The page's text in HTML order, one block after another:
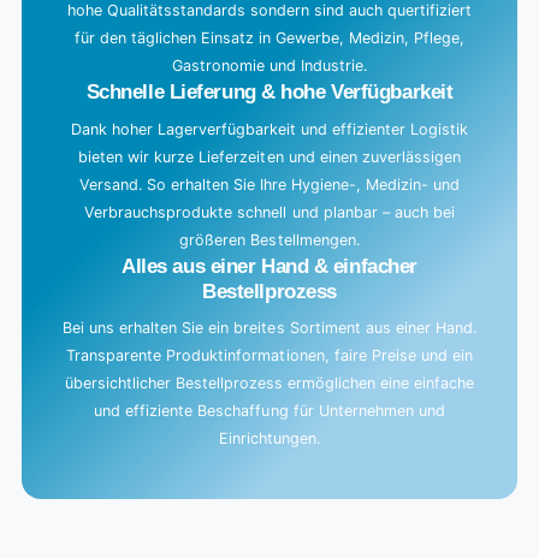
hohe Qualitätsstandards sondern sind auch quertifiziert
für den täglichen Einsatz in Gewerbe, Medizin, Pflege,
Gastronomie und Industrie.
Schnelle Lieferung & hohe Verfügbarkeit
Dank hoher Lagerverfügbarkeit und effizienter Logistik
bieten wir kurze Lieferzeiten und einen zuverlässigen
Versand. So erhalten Sie Ihre Hygiene-, Medizin- und
Verbrauchsprodukte schnell und planbar – auch bei
größeren Bestellmengen.
Alles aus einer Hand & einfacher
Bestellprozess
Bei uns erhalten Sie ein breites Sortiment aus einer Hand.
Transparente Produktinformationen, faire Preise und ein
übersichtlicher Bestellprozess ermöglichen eine einfache
und effiziente Beschaffung für Unternehmen und
Einrichtungen.